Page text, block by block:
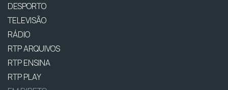
DESPORTO
TELEVISÃO
RÁDIO
RTP ARQUIVOS
RTP ENSINA
RTP PLAY